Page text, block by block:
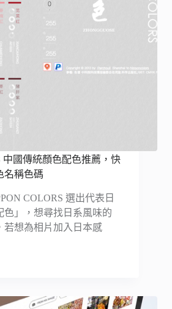
中國傳統顏色配色推薦，快
名稱色碼
COLORS 選出代表日
色」，想尋找日系風味的
若想為相片加入日本感